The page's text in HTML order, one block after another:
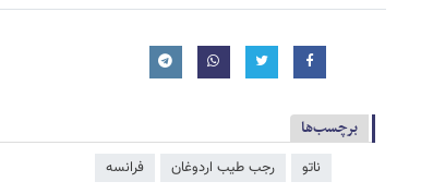
برچسب‌ها
ناتو رجب طیب اردوغان فرانسه